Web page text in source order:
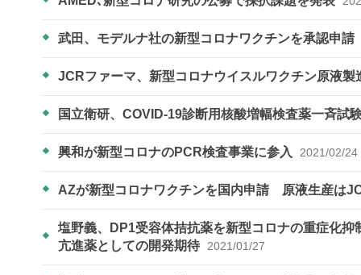
武田、モデルナ社の新型コロナワクチンを承認申請
JCRファーマ、新型コロナウイスルワクチン原液
国立衛研、COVID-19診断用核酸増幅検査薬一斉試
興和が新型コロナのPCR検査事業に参入 2021/02/24
AZが新型コロナワクチンを国内申請 原液生産は
塩野義、DP1受容体拮抗薬を新型コロナの重症化
亢進薬としての開発期待 2021/01/27